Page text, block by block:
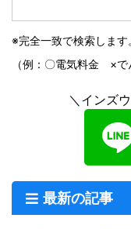
※完全一致で検索します
（例：〇電気料金 ×で
＼インズ
最新の記事